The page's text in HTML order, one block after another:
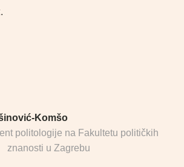
Komšo
politologije na Fakultetu političkih
znanosti u Zagrebu